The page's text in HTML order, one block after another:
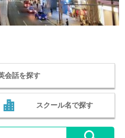
会話を探す
スクール名で探す